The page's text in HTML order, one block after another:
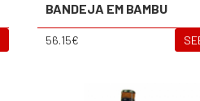
BANDEJA EM BAMBU
56.15€